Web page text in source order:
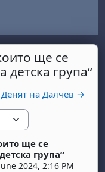
ще се
детска група“
Денят на Далчев →
ще се
група“
2024, 2:16 PM